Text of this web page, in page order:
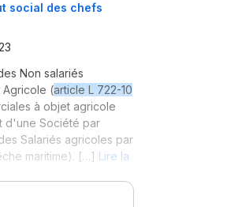
social des chefs
Non salariés
(article L 722-10
à objet agricole
d'une Société par
Salariés agricoles par
maritime). […] Lire la